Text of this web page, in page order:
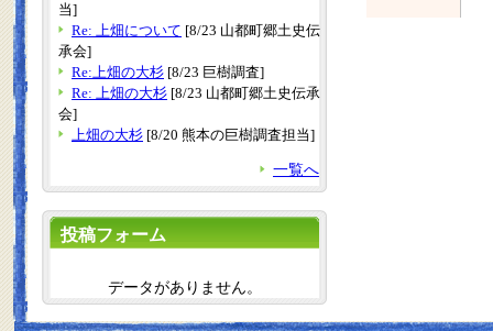
当]
Re: 上畑について [8/23 山都町郷土史伝
承会]
Re:上畑の大杉 [8/23 巨樹調査]
Re: 上畑の大杉 [8/23 山都町郷土史伝承
会]
上畑の大杉 [8/20 熊本の巨樹調査担当]
一覧へ
投稿フォーム
データがありません。